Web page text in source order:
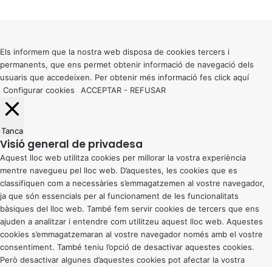
button
Els informem que la nostra web disposa de cookies tercers i
permanents, que ens permet obtenir informació de navegació dels
usuaris que accedeixen. Per obtenir més informació fes click aquí
Configurar cookies
ACCEPTAR - REFUSAR
Tanca
Visió general de privadesa
Aquest lloc web utilitza cookies per millorar la vostra experiència
mentre navegueu pel lloc web. D’aquestes, les cookies que es
classifiquen com a necessàries s’emmagatzemen al vostre navegador,
ja que són essencials per al funcionament de les funcionalitats
bàsiques del lloc web. També fem servir cookies de tercers que ens
ajuden a analitzar i entendre com utilitzeu aquest lloc web. Aquestes
cookies s’emmagatzemaran al vostre navegador només amb el vostre
consentiment. També teniu l’opció de desactivar aquestes cookies.
Però desactivar algunes d’aquestes cookies pot afectar la vostra